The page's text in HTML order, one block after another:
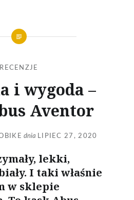
RECENZJE
i wygoda –
Aventor
dnia LIPIEC 27, 2020
lekki,
I taki właśnie
w sklepie